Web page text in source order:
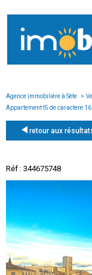
Agence immobilière à Sète
Appartement t5 de caractere
retour aux
Réf : 344675748